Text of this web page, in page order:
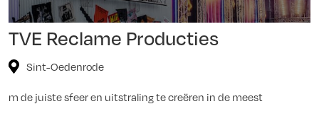
TVE Reclame Producties
Sint-Oedenrode
m de juiste sfeer en uitstraling te creëren in de meest